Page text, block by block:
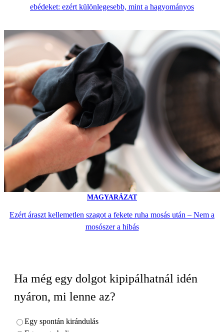
ebédeket: ezért különlegesebb, mint a hagyományos
MAGYARÁZAT
Ezért áraszt kellemetlen szagot a fekete ruha mosás után – Nem a
mosószer a hibás
Ha még egy dolgot kipipálhatnál idén
nyáron, mi lenne az?
Egy spontán kirándulás